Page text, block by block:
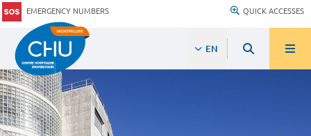
EMERGENCY NUMBERS QUICK ACCESSES
EN